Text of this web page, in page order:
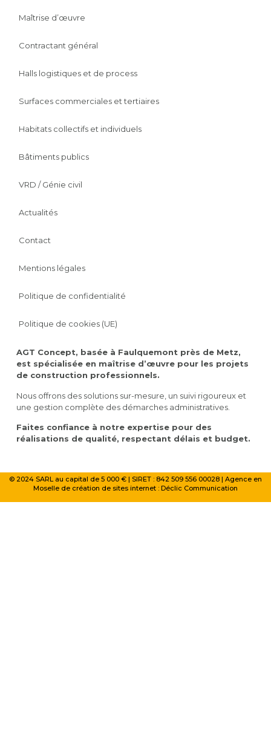
Maîtrise d’œuvre
Contractant général
Halls logistiques et de process
Surfaces commerciales et tertiaires
Habitats collectifs et individuels
Bâtiments publics
VRD / Génie civil
Actualités
Contact
Mentions légales
Politique de confidentialité
Politique de cookies (UE)
AGT Concept, basée à Faulquemont près de Metz,
est spécialisée en maîtrise d’œuvre pour les projets
de construction professionnels.
Nous offrons des solutions sur-mesure, un suivi rigoureux et
une gestion complète des démarches administratives.
Faites confiance à notre expertise pour des
réalisations de qualité, respectant délais et budget.
© 2024 SARL au capital de 5 000 € | SIRET : 842 509 556 00028 | Agence en
Moselle de création de sites internet : Déclic Communication